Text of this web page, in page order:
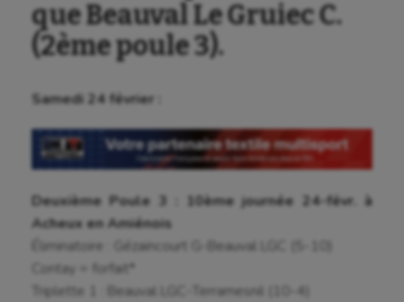
que Beauval Le Gruiec C.
(2ème poule 3).
Samedi 24 février :
Deuxième Poule 3 : 10ème journée 24-févr. à
Acheux en Amiénois
Éliminatoire : Gézaincourt G-Beauval LGC (5-10)
Contay = forfait*
Triplette 1 : Beauval LGC-Terramesnil (10-4)